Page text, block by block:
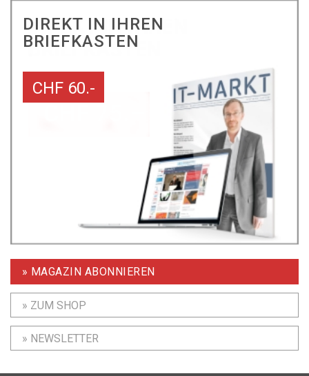
DIREKT IN IHREN
BRIEFKASTEN
CHF 60.-
» MAGAZIN ABONNIEREN
» ZUM SHOP
» NEWSLETTER